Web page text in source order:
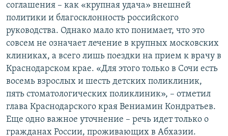
соглашения – как «крупная удача» внешней
политики и благосклонность российского
руководства. Однако мало кто понимает, что это
совсем не означает лечение в крупных московских
клиниках, а всего лишь поездки на прием к врачу в
Краснодарском крае. «Для этого только в Сочи есть
восемь взрослых и шесть детских поликлиник,
пять стоматологических поликлиник», – отметил
глава Краснодарского края Вениамин Кондратьев.
Еще одно важное уточнение – речь идет только о
гражданах России, проживающих в Абхазии.